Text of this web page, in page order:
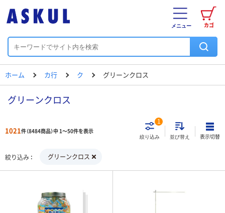
カゴ
メニュー
ホーム カ行 ク グリーンクロス
グリーンクロス
1021件（8484商品）中 1～50件を表示
絞り込み
1
並び替え 表示切替
絞り込み グリーンクロス